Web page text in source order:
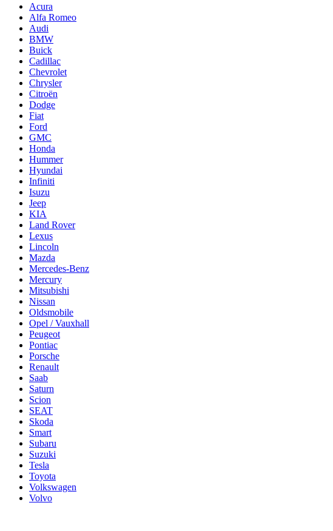
Acura
Alfa Romeo
Audi
BMW
Buick
Cadillac
Chevrolet
Chrysler
Citroën
Dodge
Fiat
Ford
GMC
Honda
Hummer
Hyundai
Infiniti
Isuzu
Jeep
KIA
Land Rover
Lexus
Lincoln
Mazda
Mercedes-Benz
Mercury
Mitsubishi
Nissan
Oldsmobile
Opel / Vauxhall
Peugeot
Pontiac
Porsche
Renault
Saab
Saturn
Scion
SEAT
Skoda
Smart
Subaru
Suzuki
Tesla
Toyota
Volkswagen
Volvo